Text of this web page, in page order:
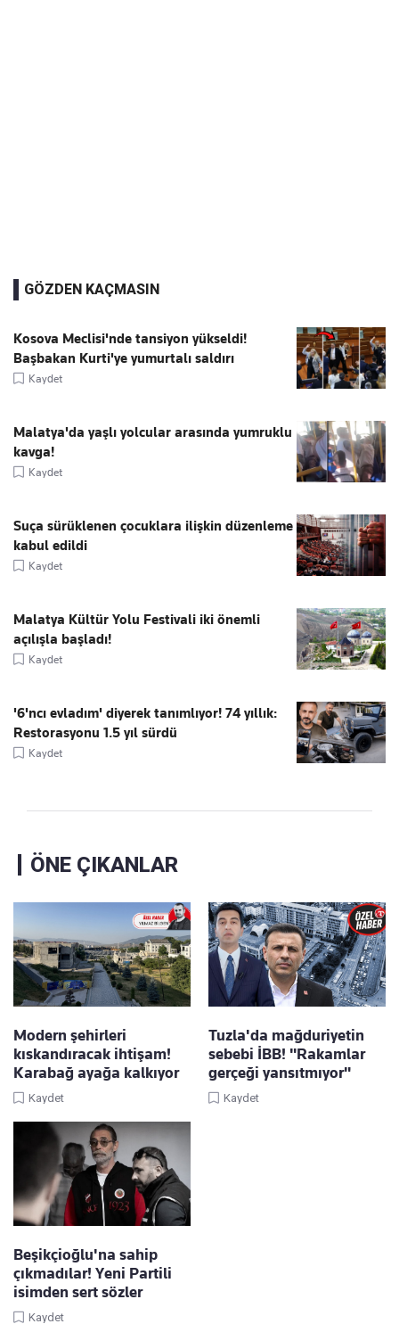
GÖZDEN KAÇMASIN
Kosova Meclisi'nde tansiyon yükseldi!
Başbakan Kurti'ye yumurtalı saldırı
Kaydet
Malatya'da yaşlı yolcular arasında yumruklu
kavga!
Kaydet
Suça sürüklenen çocuklara ilişkin düzenleme
kabul edildi
Kaydet
Malatya Kültür Yolu Festivali iki önemli
açılışla başladı!
Kaydet
'6'ncı evladım' diyerek tanımlıyor! 74 yıllık:
Restorasyonu 1.5 yıl sürdü
Kaydet
ÖNE ÇIKANLAR
Modern şehirleri
kıskandıracak ihtişam!
Karabağ ayağa kalkıyor
Kaydet
Tuzla'da mağduriyetin
sebebi İBB! "Rakamlar
gerçeği yansıtmıyor"
Kaydet
Beşikçioğlu'na sahip
çıkmadılar! Yeni Partili
isimden sert sözler
Kaydet